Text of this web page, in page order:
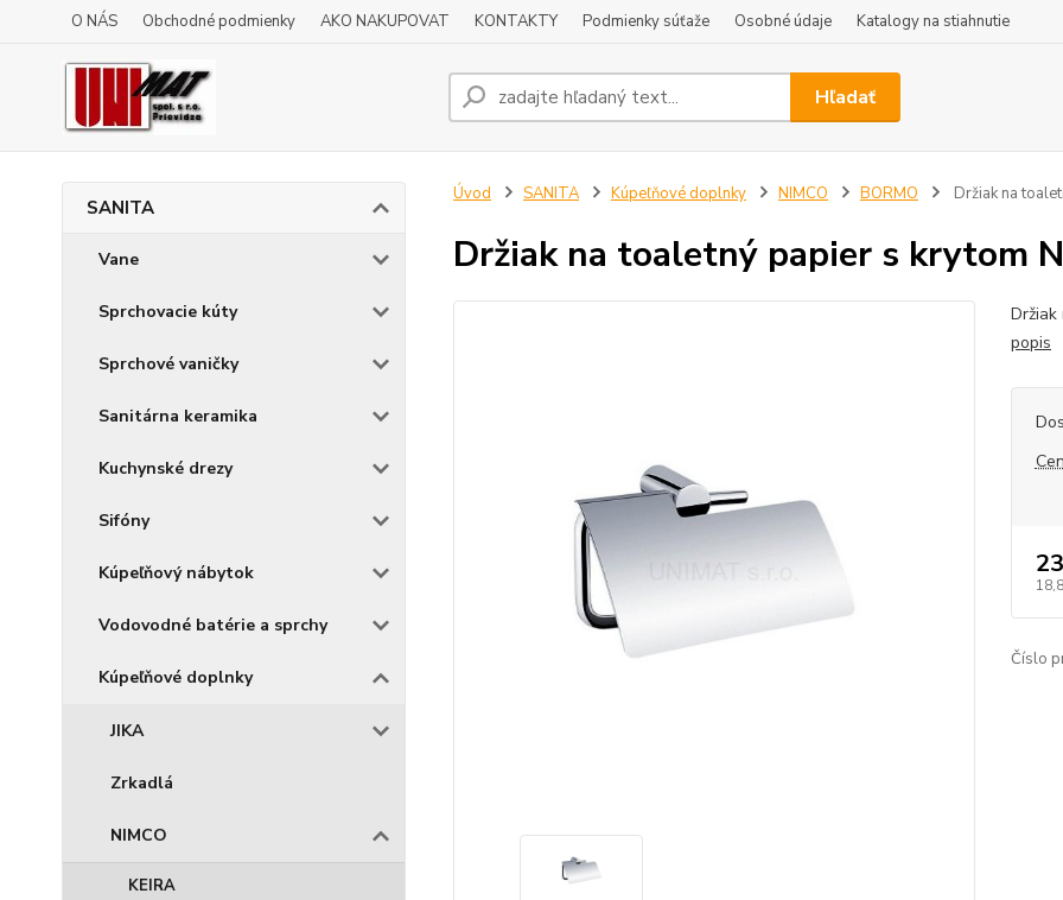
O NÁS Obchodné podmienky AKO NAKUPOVAT KONTAKTY Podmienky súťaže Osobné údaje Katalogy na stiahnutie
Hľadať
SANITA
Vane
Sprchovacie kúty
Sprchové vaničky
Sanitárna keramika
Kuchynské drezy
Sifóny
Kúpeľňový nábytok
Vodovodné batérie a sprchy
Kúpeľňové doplnky
JIKA
Zrkadlá
NIMCO
KEIRA
Úvod SANITA Kúpeľňové doplnky NIMCO BORMO Držiak na
Držiak na toaletný papier s krytom
popis
Číslo